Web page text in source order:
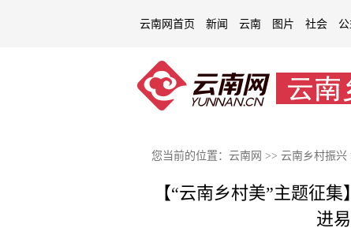
云南网首页 新闻 云南 图片 社会
您当前的位置： 云南网 >> 云南乡村振兴
【“云南乡村美”主题征
进